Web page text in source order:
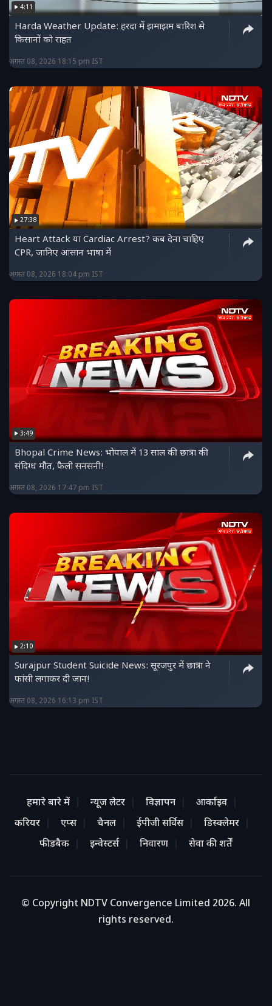
4:11
Harda Weather Update: हरदा में झमाझम बारिश से
किसानों को राहत
अगस्त 08, 2026 18:15 pm IST
27:38
Heart Attack या Cardiac Arrest? कब देना चाहिए
CPR, जानिए आसान भाषा में
अगस्त 08, 2026 18:04 pm IST
3:49
Bhopal Crime News: भोपाल में 13 साल की छात्रा की
संदिग्ध मौत, फैली सनसनी!
अगस्त 08, 2026 17:47 pm IST
2:10
Surajpur Student Suicide News: सूरजपुर में छात्रा ने
फांसी लगाकर दी जान!
अगस्त 08, 2026 16:13 pm IST
हमारे बारे में न्यूज लेटर विज्ञापन
आर्काइव
करियर
एप्स चैनल ईपीजी सर्विस
डिस्क्लेमर
फीडबैक
इन्वेस्टर्स निवारण सेवा की शर्तें
© Copyright NDTV Convergence Limited 2026. All
rights reserved.